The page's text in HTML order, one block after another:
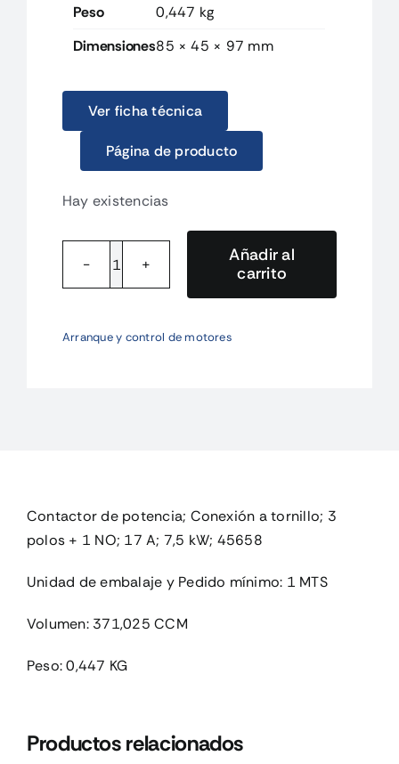
Peso
0,447 kg
Dimensiones85 × 45 × 97 mm
Ver ficha técnica
Página de producto
Hay existencias
DILM17-
10(230V50HZ,240V60HZ)
de
Añadir al
carrito
Arranque y control de motores
Contactor de potencia; Conexión a tornillo; 3
polos + 1 NO; 17 A; 7,5 kW; 45658
Unidad de embalaje y Pedido mínimo: 1 MTS
Volumen: 371,025 CCM
Peso: 0,447 KG
Productos relacionados